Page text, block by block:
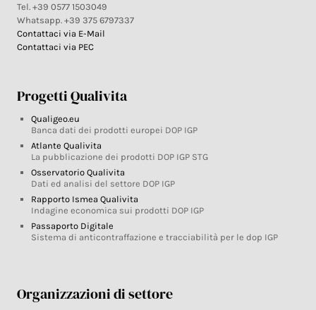
Tel. +39 0577 1503049
Whatsapp. +39 375 6797337
Contattaci via E-Mail
Contattaci via PEC
Progetti Qualivita
Qualigeo.eu
Banca dati dei prodotti europei DOP IGP
Atlante Qualivita
La pubblicazione dei prodotti DOP IGP STG
Osservatorio Qualivita
Dati ed analisi del settore DOP IGP
Rapporto Ismea Qualivita
Indagine economica sui prodotti DOP IGP
Passaporto Digitale
Sistema di anticontraffazione e tracciabilità per le dop IGP
Organizzazioni di settore